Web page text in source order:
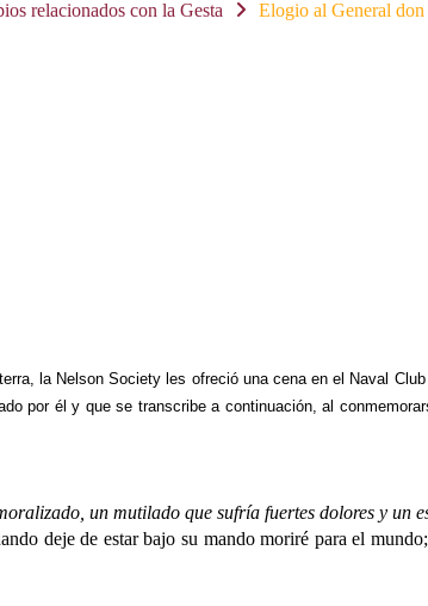
relacionados con la Gesta Elogio al General
la Nelson Society les ofreció una cena en el Naval
por él y que se transcribe a continuación, al
un mutilado que sufría fuertes dolores y un
deje de estar bajo su mando moriré para el